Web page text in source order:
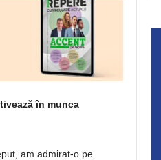
în munca
am admirat-o pe